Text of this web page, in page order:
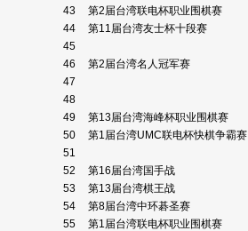
43
第2届台湾联电杯职业围棋赛
44
第11届台湾友士杯十段赛
45
46
第2届台湾名人冠军赛
47
48
49
第13届台湾海峰杯职业围棋赛
50
第1届台湾UMC联电杯快棋争霸赛
51
52
第16届台湾国手战
53
第13届台湾棋王战
54
第8届台湾中环碁圣赛
55
第1届台湾联电杯职业围棋赛